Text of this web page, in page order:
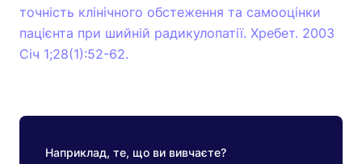
точність клінічного обстеження та самооцінки
пацієнта при шийній радикулопатії. Хребет. 2003
Січ 1;28(1):52-62.
Наприклад, те, що ви вивчаєте?